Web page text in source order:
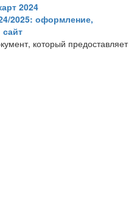
2024
2025: оформление,
который предоставляет